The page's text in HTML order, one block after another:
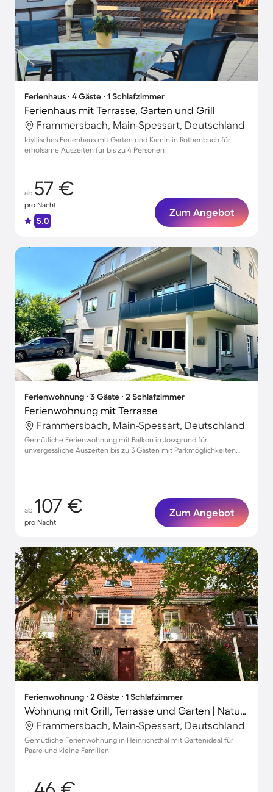
Ferienhaus ∙ 4 Gäste ∙ 1 Schlafzimmer
Ferienhaus mit Terrasse, Garten und Grill
Frammersbach, Main-Spessart, Deutschland
Idyllisches Ferienhaus mit Garten und Kamin in Rothenbuch für
erholsame Auszeiten für bis zu 4 Personen
ab 57 €
pro Nacht
5.0
Zum Angebot
Ferienwohnung ∙ 3 Gäste ∙ 2 Schlafzimmer
Ferienwohnung mit Terrasse
Frammersbach, Main-Spessart, Deutschland
Gemütliche Ferienwohnung mit Balkon in Jossgrund für
unvergessliche Auszeiten bis zu 3 Gästen mit Parkmöglichkeiten
ab 107 €
pro Nacht
Zum Angebot
Ferienwohnung ∙ 2 Gäste ∙ 1 Schlafzimmer
Wohnung mit Grill, Terrasse und Garten | Naturblick | Ideal für Homeoffice
Frammersbach, Main-Spessart, Deutschland
Gemütliche Ferienwohnung in Heinrichsthal mit Gartenideal für
Paare und kleine Familien